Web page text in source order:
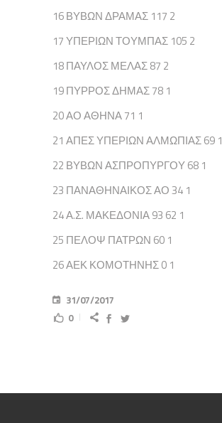
16 ΒΥΒΩΝ ΔΡΑΜΑΣ 117 2
17 ΥΠΕΡΙΩΝ ΤΟΥΜΠΑΣ 105 2
18 ΠΑΥΛΟΣ ΜΕΛΑΣ 87 2
19 ΠΥΡΡΟΣ ΔΗΜΑΣ 78 1
20 ΑΟ ΑΘΗΝΑ 71 1
21 ΑΠΕΣ ΥΠΕΡΙΩΝ ΑΛΜΩΠΙΑΣ 69 1
22 ΒΥΒΩΝ ΑΣΠΡΟΠΥΡΓΟΥ 68 1
23 ΠΑΝΑΘΗΝΑΙΚΟΣ ΑΟ 34 1
24 Α.Σ. ΜΑΚΕΔΟΝΙΑ 93 62 1
25 ΠΕΛΟΨ ΠΑΤΡΩΝ 60 1
26 ΑΕΚ ΚΟΜΟΤΗΝΗΣ 0 1
31/07/2017
0